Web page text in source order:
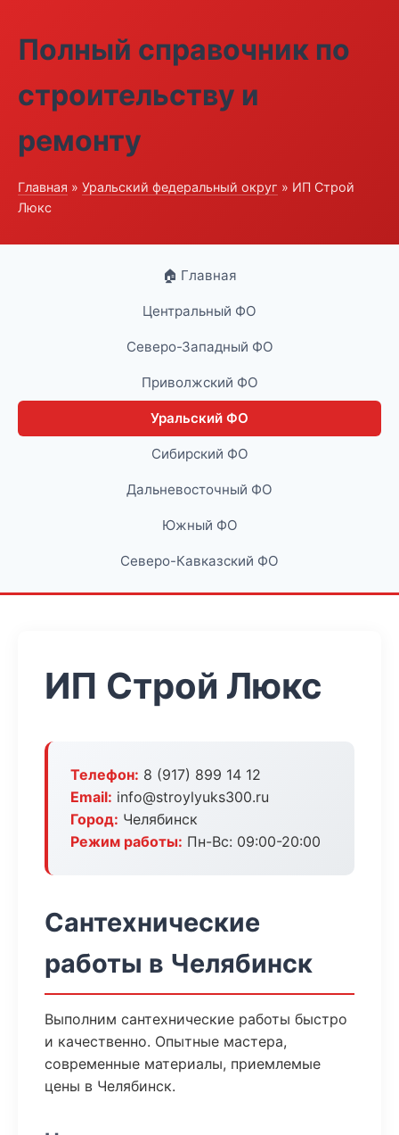
Полный справочник по
строительству и
ремонту
Главная » Уральский федеральный округ » ИП Строй
Люкс
🏠 Главная
Центральный ФО
Северо-Западный ФО
Приволжский ФО
Уральский ФО
Сибирский ФО
Дальневосточный ФО
Южный ФО
Северо-Кавказский ФО
ИП Строй Люкс
Телефон: 8 (917) 899 14 12
Email: info@stroylyuks300.ru
Город: Челябинск
Режим работы: Пн-Вс: 09:00-20:00
Сантехнические
работы в Челябинск
Выполним сантехнические работы быстро
и качественно. Опытные мастера,
современные материалы, приемлемые
цены в Челябинск.